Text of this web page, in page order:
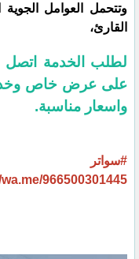
وتتحمل العوامل
القارئ،
لطلب الخدمة اتصل
على عرض خاص
واسعار مناسبة.
#سواتر
966500301445